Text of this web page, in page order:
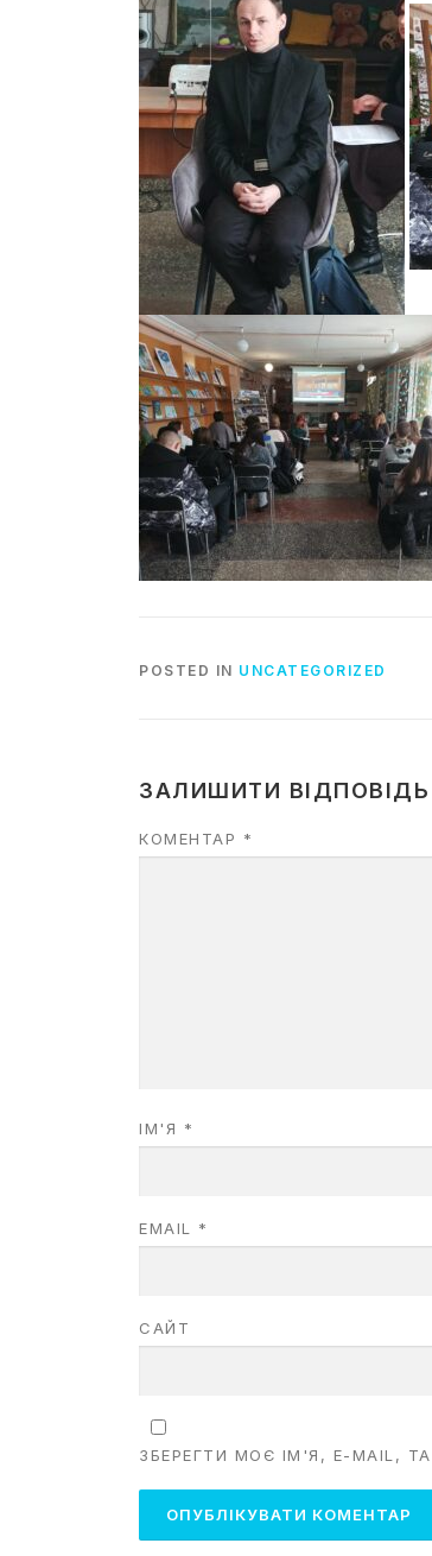
POSTED IN UNCATEGORIZED
ЗАЛИШИТИ ВІДПОВІДЬ
КОМЕНТАР *
ІМ'Я *
EMAIL *
САЙТ
ЗБЕРЕГТИ МОЄ ІМ'Я, E-MAIL,